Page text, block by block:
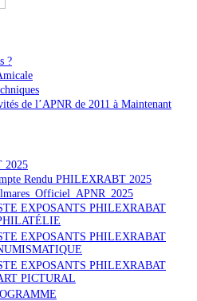
?
de l’APNR de 2011 à Maintenant
2025
Rendu PHILEXRABT 2025
EXPOSANTS PHILEXRABAT
EXPOSANTS PHILEXRABAT
EXPOSANTS PHILEXRABAT
PICTURAL